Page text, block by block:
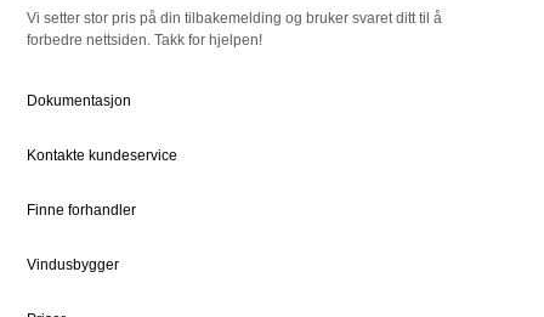
RESSURSER
Slik bestiller du
Priser
Dokumentsenter
STØTTE
Kundeservice
Vi setter stor pris på din tilbakemelding og bruker svaret ditt til å
forbedre nettsiden. Takk for hjelpen!
Dokumentasjon
Kontakte kundeservice
Finne forhandler
Vindusbygger